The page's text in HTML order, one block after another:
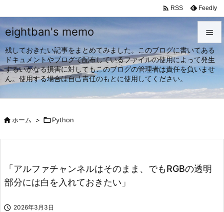
eightban's memo
残しておきたい記事をまとめてみました。このブログに書いてある
ドキュメントやブログで配布しているファイルの使用によって発生
するいかなる損害に対してもこのブログの管理者は責任を負いませ
ん。使用する場合は自己責任のもとに使用してください。


メニュ
サイド
次へ
検索
 RSS Feedly
ホーム > Python
「アルファチャンネルはそのまま、でもRGBの透明
部分には白を入れておきたい」
 2026年3月3日